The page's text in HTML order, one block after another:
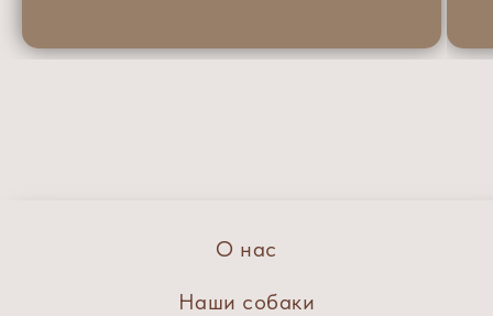
О нас
Наши собаки